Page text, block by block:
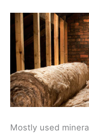
Mostly used